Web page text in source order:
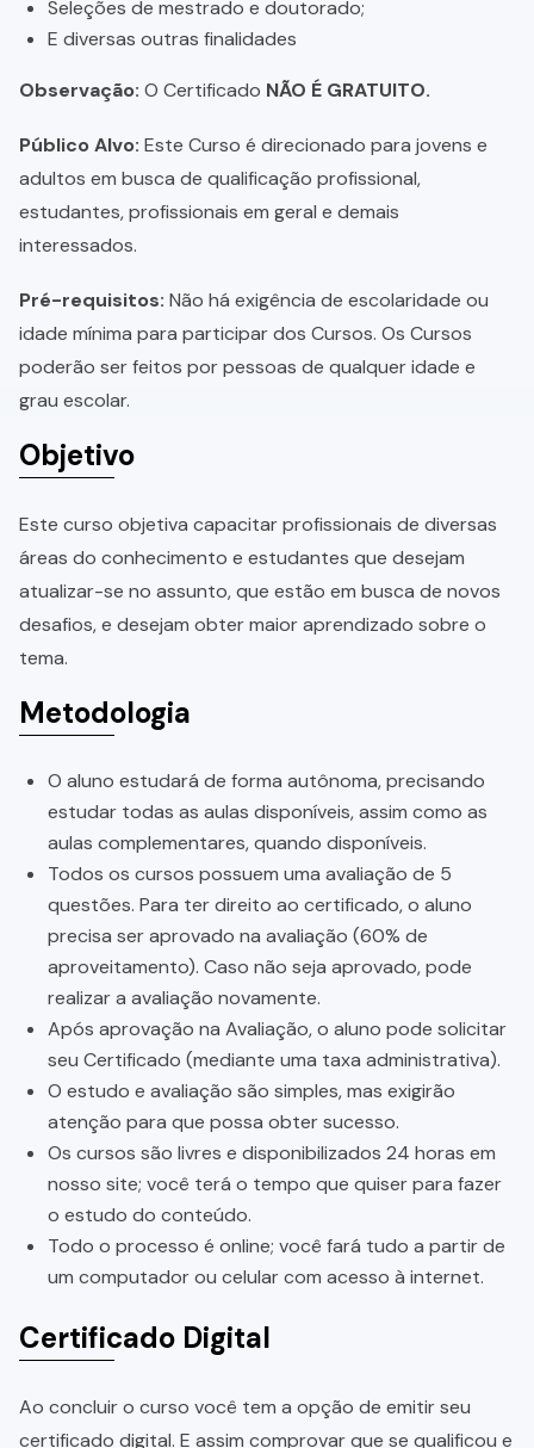
Seleções de mestrado e doutorado;
E diversas outras finalidades
Observação: O Certificado NÃO É GRATUITO.
Público Alvo: Este Curso é direcionado para jovens e
adultos em busca de qualificação profissional,
estudantes, profissionais em geral e demais
interessados.
Pré-requisitos: Não há exigência de escolaridade ou
idade mínima para participar dos Cursos. Os Cursos
poderão ser feitos por pessoas de qualquer idade e
grau escolar.
Objetivo
Este curso objetiva capacitar profissionais de diversas
áreas do conhecimento e estudantes que desejam
atualizar-se no assunto, que estão em busca de novos
desafios, e desejam obter maior aprendizado sobre o
tema.
Metodologia
O aluno estudará de forma autônoma, precisando
estudar todas as aulas disponíveis, assim como as
aulas complementares, quando disponíveis.
Todos os cursos possuem uma avaliação de 5
questões. Para ter direito ao certificado, o aluno
precisa ser aprovado na avaliação (60% de
aproveitamento). Caso não seja aprovado, pode
realizar a avaliação novamente.
Após aprovação na Avaliação, o aluno pode solicitar
seu Certificado (mediante uma taxa administrativa).
O estudo e avaliação são simples, mas exigirão
atenção para que possa obter sucesso.
Os cursos são livres e disponibilizados 24 horas em
nosso site; você terá o tempo que quiser para fazer
o estudo do conteúdo.
Todo o processo é online; você fará tudo a partir de
um computador ou celular com acesso à internet.
Certificado Digital
Ao concluir o curso você tem a opção de emitir seu
certificado digital. E assim comprovar que se qualificou e